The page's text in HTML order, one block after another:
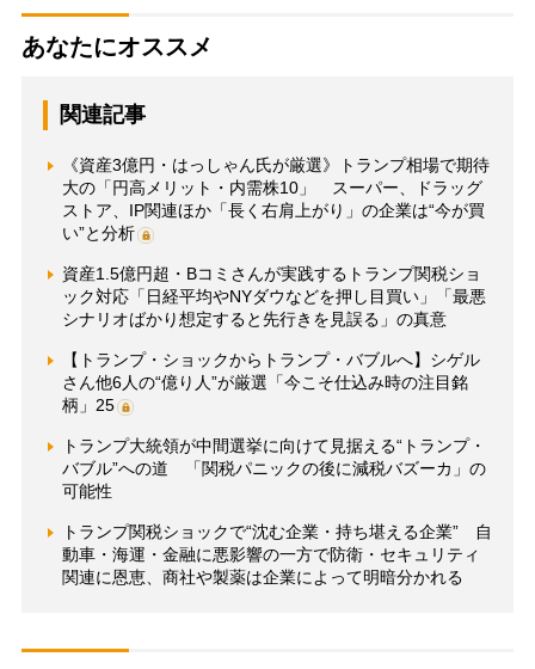
あなたにオススメ
関連記事
《資産3億円・はっしゃん氏が厳選》トランプ相場で期待
大の「円高メリット・内需株10」 スーパー、ドラッグ
ストア、IP関連ほか「長く右肩上がり」の企業は“今が買
い”と分析
資産1.5億円超・Bコミさんが実践するトランプ関税ショ
ック対応「日経平均やNYダウなどを押し目買い」「最悪
シナリオばかり想定すると先行きを見誤る」の真意
【トランプ・ショックからトランプ・バブルへ】シゲル
さん他6人の“億り人”が厳選「今こそ仕込み時の注目銘
柄」25
トランプ大統領が中間選挙に向けて見据える“トランプ・
バブル”への道 「関税パニックの後に減税バズーカ」の
可能性
トランプ関税ショックで“沈む企業・持ち堪える企業” 自
動車・海運・金融に悪影響の一方で防衛・セキュリティ
関連に恩恵、商社や製薬は企業によって明暗分かれる